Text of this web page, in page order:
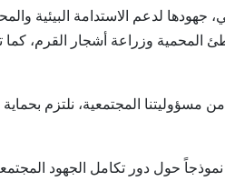
جهودها لدعم الاستدامة
المجتمعية، نلتزم بحماية
حول دور تكامل الجهود